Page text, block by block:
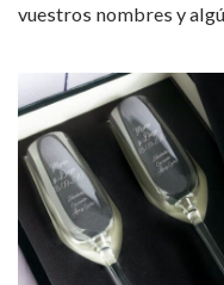
vuestros nombres y